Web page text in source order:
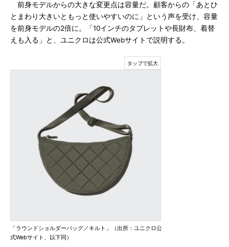
前身モデルからの大きな変更点は容量だ。顧客からの「あとひ
とまわり大きいともっと使いやすいのに」という声を受け、容量
を前身モデルの2倍に。「10インチのタブレットや長財布、着替
えも入る」と、ユニクロは公式Webサイトで説明する。
「ラウンドショルダーバッグ／キルト」（出所：ユニクロ公
式Webサイト、以下同）